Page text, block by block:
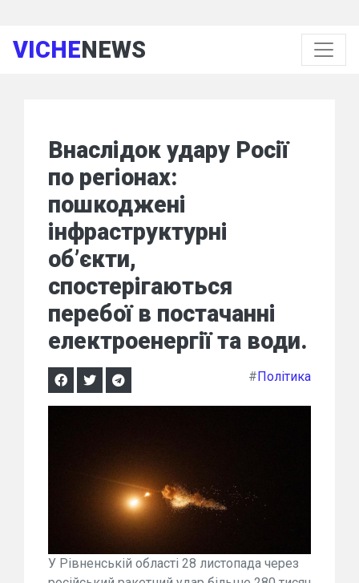
VICHENEWS
Внаслідок удару Росії
по регіонах:
пошкоджені
інфраструктурні
об’єкти,
спостерігаються
перебої в постачанні
електроенергії та води.
#Політика
У Рівненській області 28 листопада через